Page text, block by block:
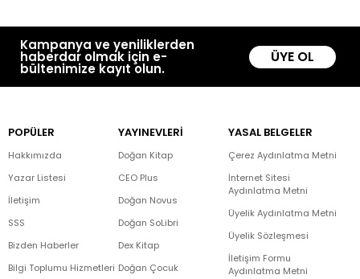
Kampanya ve yeniliklerden
haberdar olmak için e-
bültenimize kayıt olun.
ÜYE OL
POPÜLER
Hakkımızda
Yazar Listesi
İletişim
SSS
Bizden Haberler
Bilgi Toplumu Hizmetleri
YAYINEVLERİ
Doğan Kitap
CEO Plus
Doğan Novus
Doğan SoLibri
Dex Kitap
Doğan Çocuk
YASAL BELGELER
Çerez Aydınlatma Metni
İnternet Sitesi
Aydınlatma Metni
Üyelik Aydınlatma Metni
Üyelik Sözleşmesi
İletişim Formu
Aydınlatma Metni